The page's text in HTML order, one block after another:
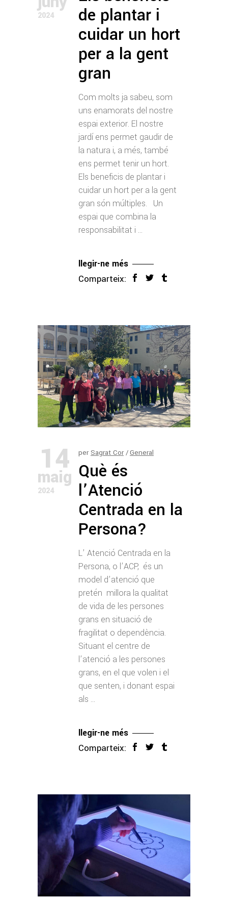
2024
de plantar i
cuidar un hort
per a la gent
gran
Com molts ja sabeu, som
uns enamorats del nostre
espai exterior. El nostre
jardí ens permet gaudir de
la natura i, a més, també
ens permet tenir un hort.
Els beneficis de plantar i
cuidar un hort per a la gent
gran són múltiples. Un
espai que combina la
responsabilitat i
llegir-ne més
Comparteix:
14
maig
2024
perSagrat Cor General
Què és
l’Atenció
Centrada en la
Persona?
L’ Atenció Centrada en la
Persona, o l’ACP, és un
model d’atenció que
pretén millora la qualitat
de vida de les persones
grans en situació de
fragilitat o dependència.
Situant el centre de
l’atenció a les persones
grans, en el que volen i el
que senten, i donant espai
als
llegir-ne més
Comparteix: